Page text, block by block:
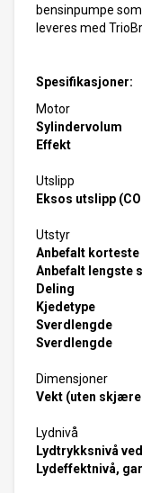
bensinpumpe
leveres med
Spesifikasjoner:
Motor
Sylindervolum
Effekt
Utslipp
Eksos utslipp
Utstyr
Anbefalt
Anbefalt lengste
Deling
Kjedetype
Sverdlengde
Sverdlengde
Dimensjoner
Vekt (uten
Lydnivå
Lydtrykksnivå
Lydeffektnivå,